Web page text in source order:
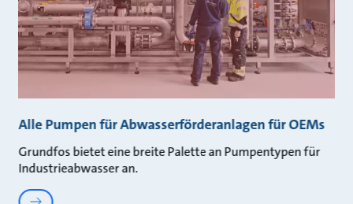
Alle Pumpen für Abwasserförderanlagen für OEMs
Grundfos bietet eine breite Palette an Pumpentypen für
Industrieabwasser an.